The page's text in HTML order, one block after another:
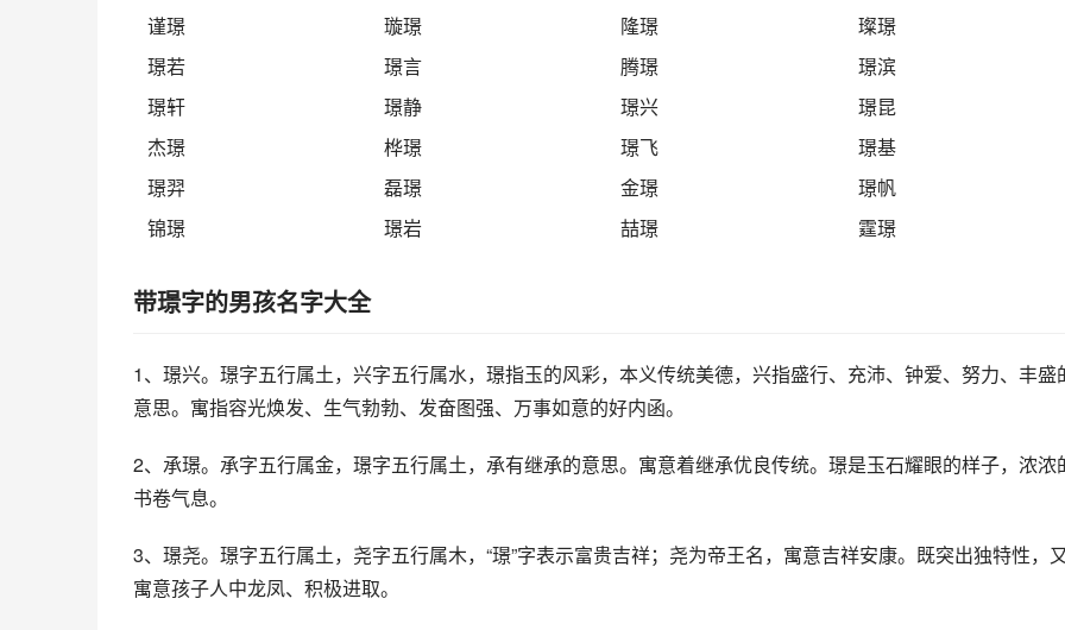
谨璟
璇璟 隆璟
璨璟
璟若
璟言 腾璟
璟滨
璟轩
璟静 璟兴
璟昆
杰璟
桦璟 璟飞
璟基
璟羿
磊璟 金璟
璟帆
锦璟
璟岩 喆璟 霆璟
带璟字的男孩名字大全
1、璟兴。璟字五行属土，兴字五行属水，璟指玉的风彩，本义传统美德，兴指盛行、充沛、钟爱、努力、丰盛
意思。寓指容光焕发、生气勃勃、发奋图强、万事如意的好内函。
2、承璟。承字五行属金，璟字五行属土，承有继承的意思。寓意着继承优良传统。璟是玉石耀眼的样子，浓浓
书卷气息。
3、璟尧。璟字五行属土，尧字五行属木，“璟”字表示富贵吉祥；尧为帝王名，寓意吉祥安康。既突出独特性，
寓意孩子人中龙凤、积极进取。